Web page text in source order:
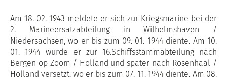
Am 18. 02. 1943 meldete er sich zur Kriegsmarine bei der
2. Marineersatzabteilung in Wilhelmshaven /
Niedersachsen, wo er bis zum 09. 01. 1944 diente. Am 10.
01. 1944 wurde er zur 16.Schiffsstammabteilung nach
Bergen op Zoom / Holland und später nach Rosenhaal /
Holland versetzt, wo er bis zum 07. 11. 1944 diente. Am 08.